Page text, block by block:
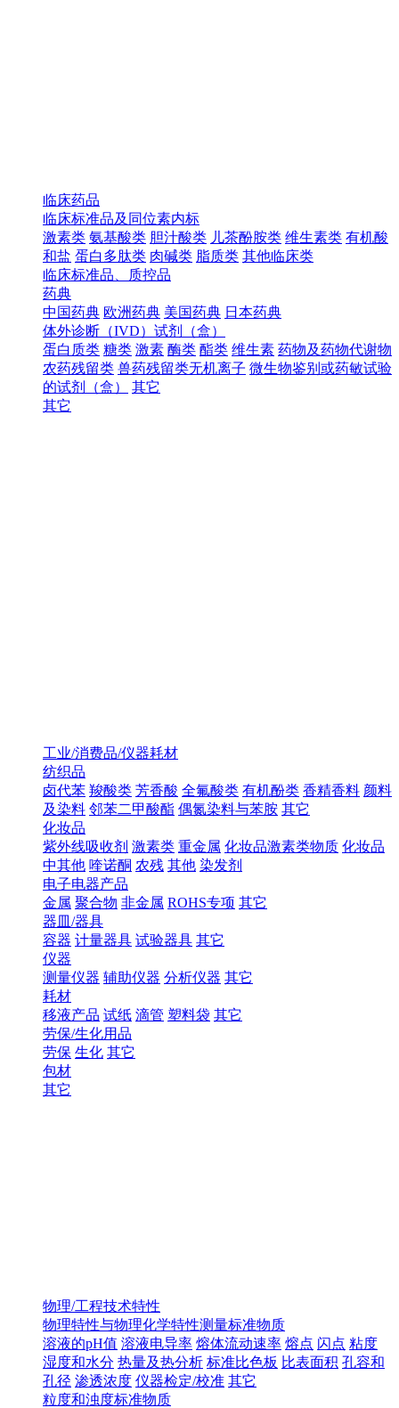
临床药品
临床标准品及同位素内标
激素类 氨基酸类 胆汁酸类 儿茶酚胺类 维生素类 有机酸
和盐 蛋白多肽类 肉碱类 脂质类 其他临床类
临床标准品、质控品
药典
中国药典 欧洲药典 美国药典 日本药典
体外诊断（IVD）试剂（盒）
蛋白质类 糖类 激素 酶类 酯类 维生素 药物及药物代谢物
农药残留类 兽药残留类无机离子 微生物鉴别或药敏试验
的试剂（盒）
其它
其它
工业/消费品/仪器耗材
纺织品
卤代苯 羧酸类 芳香酸 全氟酸类 有机酚类 香精香料 颜料
及染料 邻苯二甲酸酯 偶氮染料与苯胺 其它
化妆品
紫外线吸收剂 激素类 重金属 化妆品激素类物质 化妆品
中其他 喹诺酮 农残 其他 染发剂
电子电器产品
金属 聚合物 非金属 ROHS专项 其它
器皿/器具
容器 计量器具 试验器具 其它
仪器
测量仪器 辅助仪器 分析仪器 其它
耗材
移液产品 试纸 滴管 塑料袋 其它
劳保/生化用品
劳保 生化 其它
包材
其它
物理/工程技术特性
物理特性与物理化学特性测量标准物质
溶液的pH值 溶液电导率 熔体流动速率 熔点 闪点 粘度
湿度和水分 热量及热分析 标准比色板 比表面积 孔容和
孔径 渗透浓度 仪器检定/校准 其它
粒度和浊度标准物质